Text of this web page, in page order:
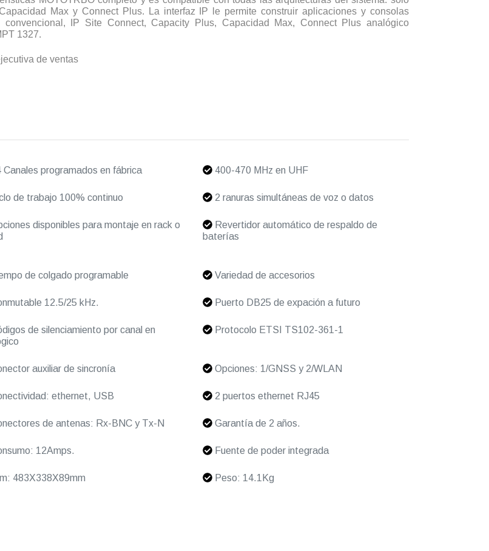
Max y Connect Plus. La interfaz IP le permite construir aplicaciones y consolas
IP Site Connect, Capacity Plus, Capacidad Max, Connect Plus analógico
1327.
de ventas
Canales programados en fábrica 400-470 MHz en UHF
de trabajo 100% continuo 2 ranuras simultáneas de voz o datos
disponibles para montaje en rack o
Revertidor automático de respaldo de
baterías
de colgado programable Variedad de accesorios
12.5/25 kHz. Puerto DB25 de expación a futuro
de silenciamiento por canal en
Protocolo ETSI TS102-361-1
auxiliar de sincronía Opciones: 1/GNSS y 2/WLAN
ethernet, USB 2 puertos ethernet RJ45
de antenas: Rx-BNC y Tx-N Garantía de 2 años.
12Amps. Fuente de poder integrada
483X338X89mm Peso: 14.1Kg